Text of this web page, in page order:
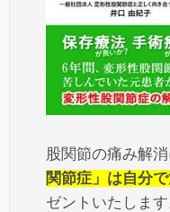
股関節の痛み解
関節症」は自分
ゼントいたします